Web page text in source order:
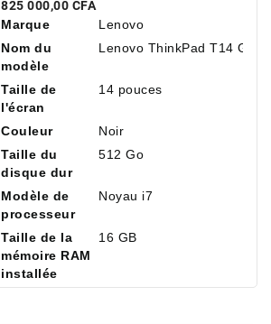
512 Go De SSD NVMe
Prix
825 000,00 CFA
Marque
Lenovo
Nom du
modèle
Lenovo ThinkPad T14 Gen
Taille de
l'écran
14 pouces
Couleur
Noir
Taille du
disque dur
512 Go
Modèle de
processeur
Noyau i7
Taille de la
mémoire RAM
installée
16 GB